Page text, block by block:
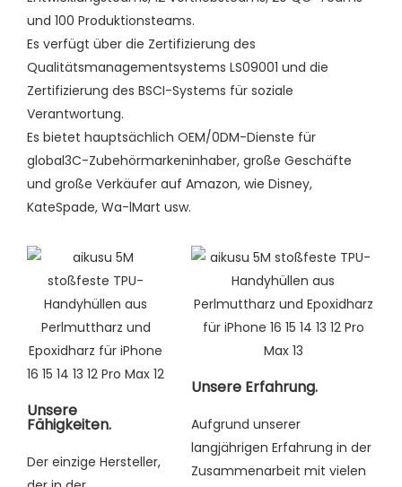
und 100 Produktionsteams.
Es verfügt über die Zertifizierung des
Qualitätsmanagementsystems LS09001 und die
Zertifizierung des BSCI-Systems für soziale
Verantwortung.
Es bietet hauptsächlich OEM/0DM-Dienste für
global3C-Zubehörmarkeninhaber, große Geschäfte
und große Verkäufer auf Amazon, wie Disney,
KateSpade, Wa-lMart usw.
Unsere
Fähigkeiten.
Der einzige Hersteller,
Unsere Erfahrung.
Aufgrund unserer
langjährigen Erfahrung in der
Zusammenarbeit mit vielen